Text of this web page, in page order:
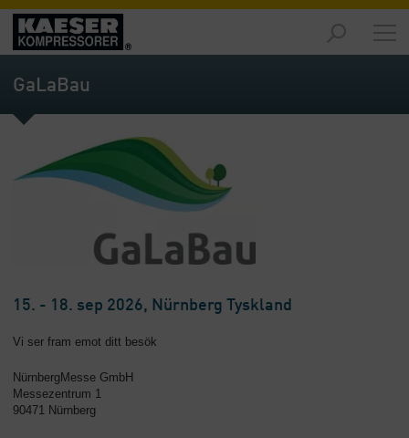
Marknader
-
Översikt
Översikt
-
-
Översikt
GaLaBau
15. - 18. sep 2026, Nürnberg Tyskland
Vi ser fram emot ditt besök
NürnbergMesse GmbH
Messezentrum 1
90471 Nürnberg